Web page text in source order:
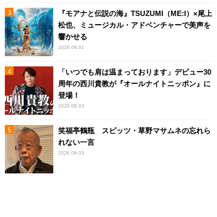
『モアナと伝説の海』TSUZUMI（ME:I）×尾上
松也、ミュージカル・アドベンチャーで美声を
響かせる
2026.08.01
「いつでも肩は温まっております」デビュー30
周年の西川貴教が『オールナイトニッポン』に
登場！
2026.08.03
笑福亭鶴瓶 スピッツ・草野マサムネの忘れら
れない一言
2026.08.03